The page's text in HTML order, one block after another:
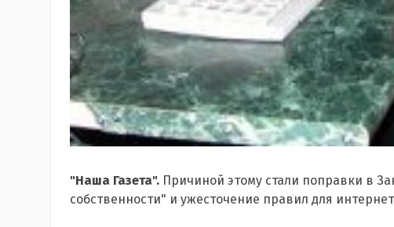
"Наша Газета". Причиной этому стали поправки в
собственности" и ужесточение правил для